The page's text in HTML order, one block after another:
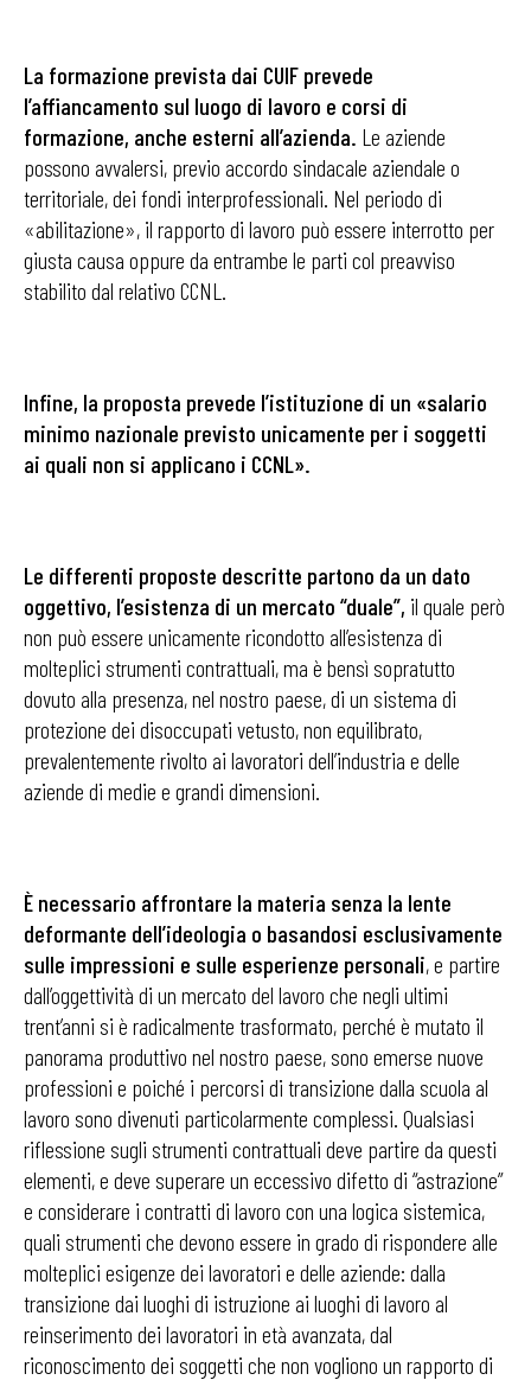
La formazione prevista dai CUIF prevede
l’affiancamento sul luogo di lavoro e corsi di
formazione, anche esterni all’azienda. Le aziende
possono avvalersi, previo accordo sindacale aziendale o
territoriale, dei fondi interprofessionali. Nel periodo di
«abilitazione», il rapporto di lavoro può essere interrotto per
giusta causa oppure da entrambe le parti col preavviso
stabilito dal relativo CCNL.
Infine, la proposta prevede l’istituzione di un «salario
minimo nazionale previsto unicamente per i soggetti
ai quali non si applicano i CCNL».
Le differenti proposte descritte partono da un dato
oggettivo, l’esistenza di un mercato “duale”, il quale però
non può essere unicamente ricondotto all’esistenza di
molteplici strumenti contrattuali, ma è bensì sopratutto
dovuto alla presenza, nel nostro paese, di un sistema di
protezione dei disoccupati vetusto, non equilibrato,
prevalentemente rivolto ai lavoratori dell’industria e delle
aziende di medie e grandi dimensioni.
È necessario affrontare la materia senza la lente
deformante dell’ideologia o basandosi esclusivamente
sulle impressioni e sulle esperienze personali, e partire
dall’oggettività di un mercato del lavoro che negli ultimi
trent’anni si è radicalmente trasformato, perché è mutato il
panorama produttivo nel nostro paese, sono emerse nuove
professioni e poiché i percorsi di transizione dalla scuola al
lavoro sono divenuti particolarmente complessi. Qualsiasi
riflessione sugli strumenti contrattuali deve partire da questi
elementi, e deve superare un eccessivo difetto di “astrazione”
e considerare i contratti di lavoro con una logica sistemica,
quali strumenti che devono essere in grado di rispondere alle
molteplici esigenze dei lavoratori e delle aziende: dalla
transizione dai luoghi di istruzione ai luoghi di lavoro al
reinserimento dei lavoratori in età avanzata, dal
riconoscimento dei soggetti che non vogliono un rapporto di